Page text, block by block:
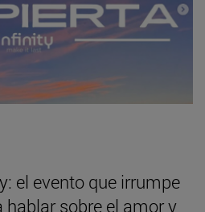
el evento que irrumpe
hablar sobre el amor y